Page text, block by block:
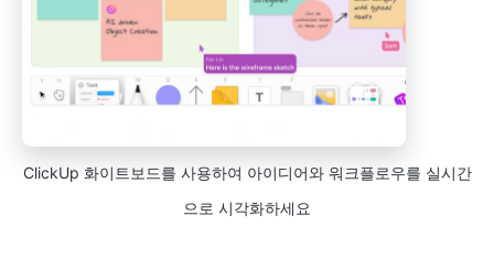
ClickUp 화이트보드를 사용하여 아이디어와 워크플로우를 실시간
으로 시각화하세요